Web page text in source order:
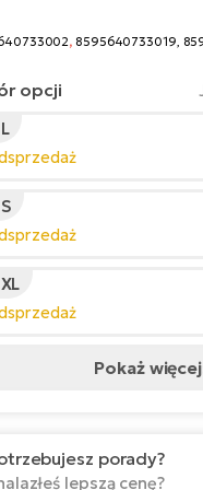
, 8595640733019,
opcji
rozmiar
Pokaż
porady?
lepszą cenę?